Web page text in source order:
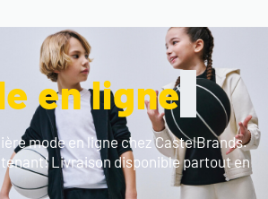
en ligne
mode en ligne chez CastelBrands.
Livraison disponible partout en